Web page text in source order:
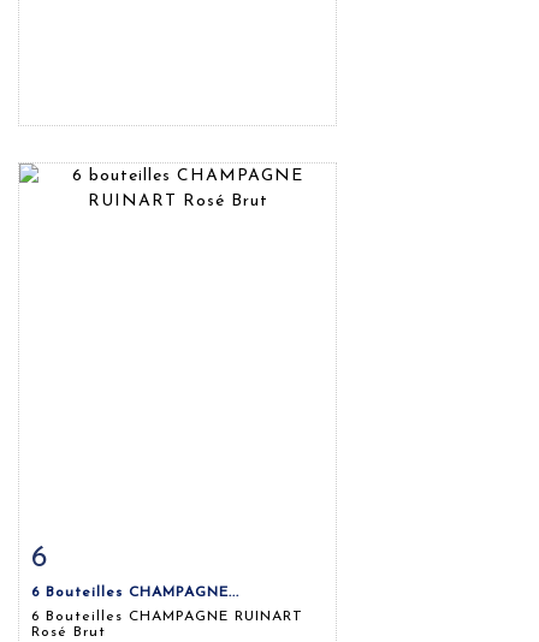
Fiche détaillée
6
6 Bouteilles CHAMPAGNE...
6 Bouteilles CHAMPAGNE RUINART
Rosé Brut